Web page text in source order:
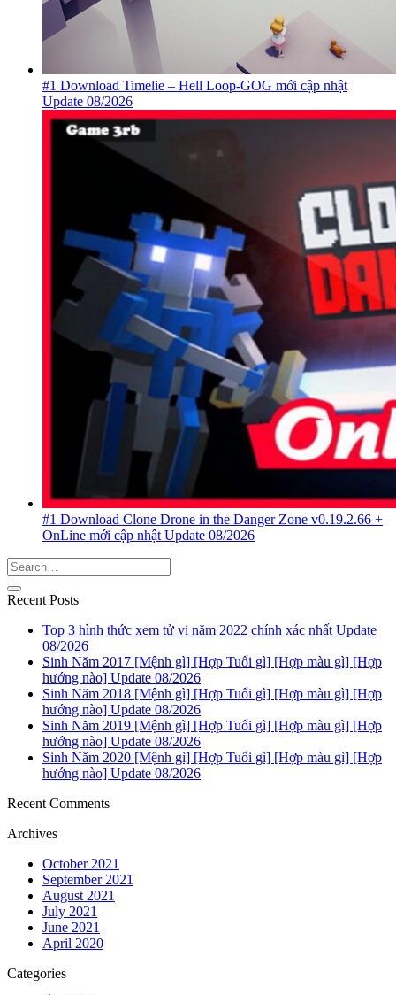
#1 Download Timelie – Hell Loop-GOG mới cập nhật
Update 08/2026
#1 Download Clone Drone in the Danger Zone v0.19.2.66 +
OnLine mới cập nhật Update 08/2026
Recent Posts
Top 3 hình thức xem tử vi năm 2022 chính xác nhất Update
08/2026
Sinh Năm 2017 [Mệnh gì] [Hợp Tuổi gì] [Hợp màu gì] [Hợp
hướng nào] Update 08/2026
Sinh Năm 2018 [Mệnh gì] [Hợp Tuổi gì] [Hợp màu gì] [Hợp
hướng nào] Update 08/2026
Sinh Năm 2019 [Mệnh gì] [Hợp Tuổi gì] [Hợp màu gì] [Hợp
hướng nào] Update 08/2026
Sinh Năm 2020 [Mệnh gì] [Hợp Tuổi gì] [Hợp màu gì] [Hợp
hướng nào] Update 08/2026
Recent Comments
Archives
October 2021
September 2021
August 2021
July 2021
June 2021
April 2020
Categories